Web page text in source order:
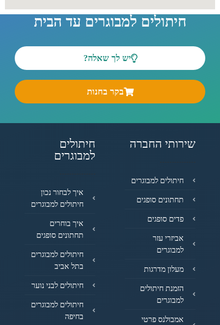
חיתולים למבוגרים עד הבית
יש לך שאלה?
בקר בחנות
שירותי החברה
חיתולים למבוגרים
תחתונים סופגים
פדים סופגים
אביזרי עזר
למבוגרים
מעלון מדרגות
הזמנת חיתולים
למבוגרים
אמבולנס פרטי
חיתולים
למבוגרים
איך לבחור נכון
חיתולים למבוגרים
איך בוחרים
תחתונים סופגים
חיתולים למבוגרים
בתל אביב
חיתולים לבני נוער
חיתולים למבוגרים
בחיפה